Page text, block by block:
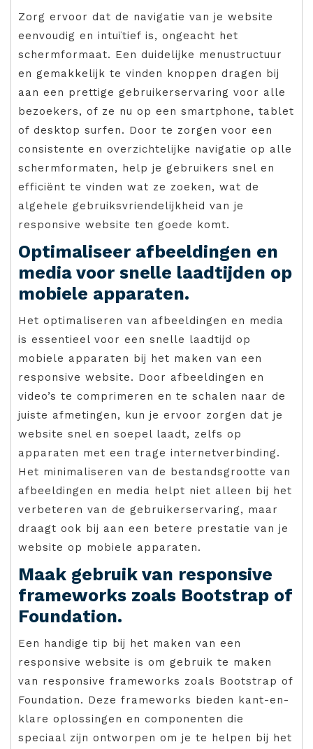
Zorg ervoor dat de navigatie van je website
eenvoudig en intuïtief is, ongeacht het
schermformaat. Een duidelijke menustructuur
en gemakkelijk te vinden knoppen dragen bij
aan een prettige gebruikerservaring voor alle
bezoekers, of ze nu op een smartphone, tablet
of desktop surfen. Door te zorgen voor een
consistente en overzichtelijke navigatie op alle
schermformaten, help je gebruikers snel en
efficiënt te vinden wat ze zoeken, wat de
algehele gebruiksvriendelijkheid van je
responsive website ten goede komt.
Optimaliseer afbeeldingen en
media voor snelle laadtijden op
mobiele apparaten.
Het optimaliseren van afbeeldingen en media
is essentieel voor een snelle laadtijd op
mobiele apparaten bij het maken van een
responsive website. Door afbeeldingen en
video’s te comprimeren en te schalen naar de
juiste afmetingen, kun je ervoor zorgen dat je
website snel en soepel laadt, zelfs op
apparaten met een trage internetverbinding.
Het minimaliseren van de bestandsgrootte van
afbeeldingen en media helpt niet alleen bij het
verbeteren van de gebruikerservaring, maar
draagt ook bij aan een betere prestatie van je
website op mobiele apparaten.
Maak gebruik van responsive
frameworks zoals Bootstrap of
Foundation.
Een handige tip bij het maken van een
responsive website is om gebruik te maken
van responsive frameworks zoals Bootstrap of
Foundation. Deze frameworks bieden kant-en-
klare oplossingen en componenten die
speciaal zijn ontworpen om je te helpen bij het